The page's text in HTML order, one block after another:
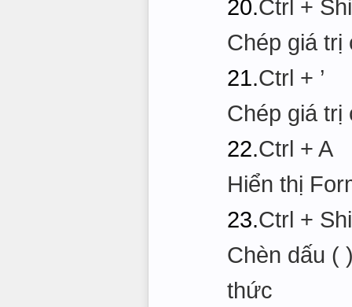
20.Ctrl +
Chép giá trị
21.Ctrl + ’
Chép giá trị
22.Ctrl + A
Hiển thị
23.Ctrl +
Chèn dấu (
thức